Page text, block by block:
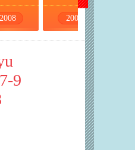
2008 2008
9